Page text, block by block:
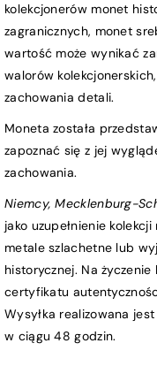
kolekcjonerów monet
zagranicznych, monet
wartość może wynikać
walorów
zachowania detali.
Moneta została
zapoznać się z jej
zachowania.
Niemcy, Mecklenburg-
jako uzupełnienie
metale szlachetne lub
historycznej. Na
certyfikatu
Wysyłka realizowana
w ciągu 48 godzin.